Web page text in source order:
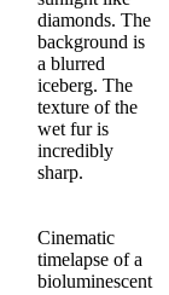
diamonds. The
background is
a blurred
iceberg. The
texture of the
wet fur is
incredibly
sharp.
Cinematic
timelapse of a
bioluminescent